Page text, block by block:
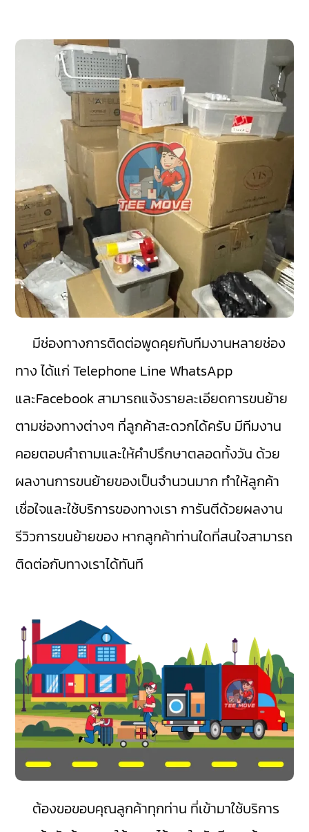
มีช่องทางการติดต่อพูดคุยกับทีมงานหลายช่อง
ทาง ได้แก่ Telephone Line WhatsApp
และFacebook สามารถแจ้งรายละเอียดการขนย้าย
ตามช่องทางต่างๆ ที่ลูกค้าสะดวกได้ครับ มีทีมงาน
คอยตอบคำถามและให้คำปรึกษาตลอดทั้งวัน ด้วย
ผลงานการขนย้ายของเป็นจำนวนมาก ทำให้ลูกค้า
เชื่อใจและใช้บริการของทางเรา การันตีด้วยผลงาน
รีวิวการขนย้ายของ หากลูกค้าท่านใดที่สนใจสามารถ
ติดต่อกับทางเราได้ทันที
ต้องขอขอบคุณลูกค้าทุกท่าน ที่เข้ามาใช้บริการ